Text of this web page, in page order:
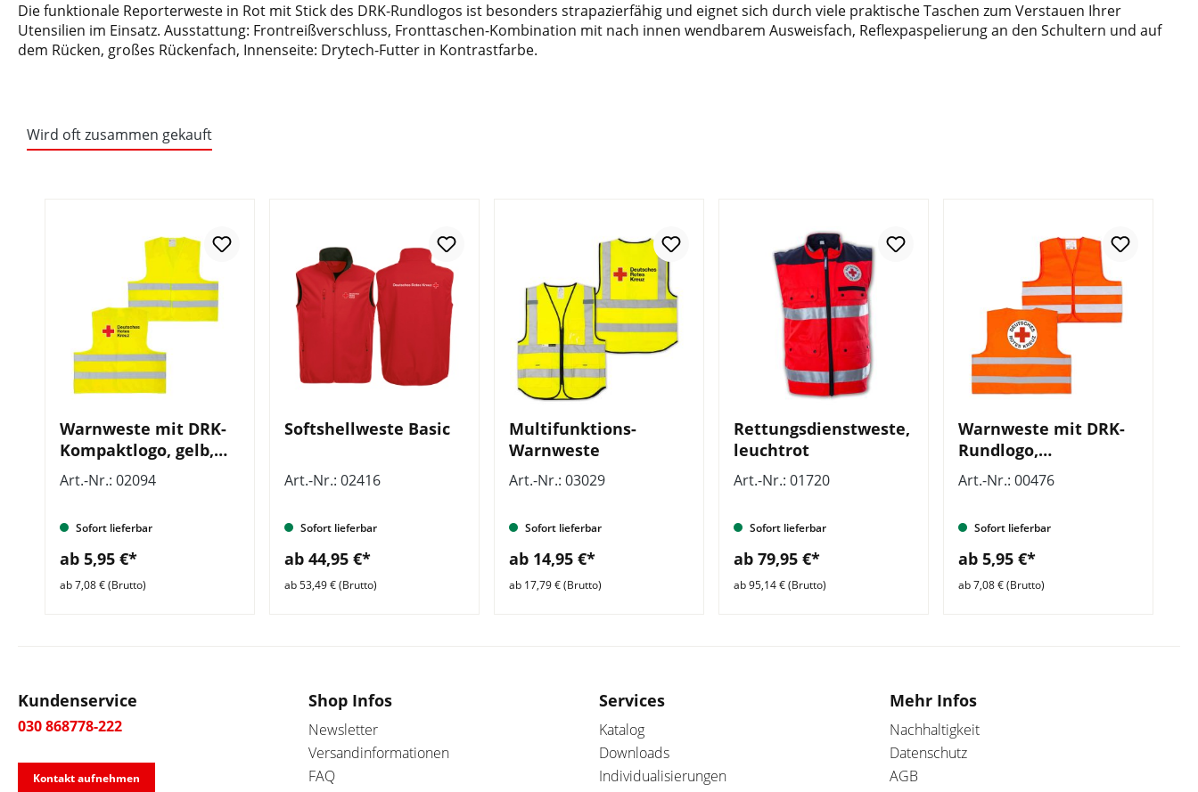
Die funktionale Reporterweste in Rot mit Stick des DRK-Rundlogos ist besonders strapazierfähig und eignet sich durch viele praktische Taschen zum Verstauen Ihrer
Utensilien im Einsatz. Ausstattung: Frontreißverschluss, Fronttaschen-Kombination mit nach innen wendbarem Ausweisfach, Reflexpaspelierung an den Schultern und auf
dem Rücken, großes Rückenfach, Innenseite: Drytech-Futter in Kontrastfarbe.
Wird oft zusammen gekauft
Warnweste mit DRK-
Kompaktlogo, gelb,
ISO 20471
Art.-Nr.: 02094
Sofort lieferbar
ab 5,95 €*
ab 7,08 € (Brutto)
Softshellweste Basic
Art.-Nr.: 02416
Sofort lieferbar
ab 44,95 €*
ab 53,49 € (Brutto)
Multifunktions-
Warnweste
Art.-Nr.: 03029
Sofort lieferbar
ab 14,95 €*
ab 17,79 € (Brutto)
Rettungsdienstweste,
leuchtrot
Art.-Nr.: 01720
Sofort lieferbar
ab 79,95 €*
ab 95,14 € (Brutto)
Warnweste mit DRK-
Rundlogo,
leuchtorange, nach
ISO 20471
Art.-Nr.: 00476
Sofort lieferbar
ab 5,95 €*
ab 7,08 € (Brutto)
Kundenservice
030 868778-222
Kontakt aufnehmen
Shop Infos
Newsletter
Versandinformationen
FAQ
Services
Katalog
Downloads
Individualisierungen
Mehr Infos
Nachhaltigkeit
Datenschutz
AGB